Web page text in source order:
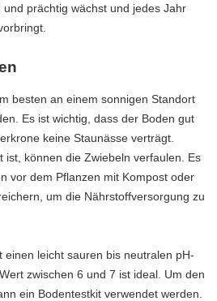
prächtig wächst und jedes Jahr
besten an einem sonnigen Standort
Es ist wichtig, dass der Boden gut
keine Staunässe verträgt.
ist, können die Zwiebeln verfaulen. Es
vor dem Pflanzen mit Kompost oder
um die Nährstoffversorgung zu
einen leicht sauren bis neutralen pH-
zwischen 6 und 7 ist ideal. Um den
ein Bodentestkit verwendet werden.